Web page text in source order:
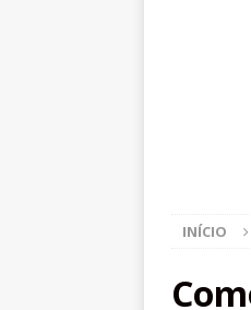
INÍCIO